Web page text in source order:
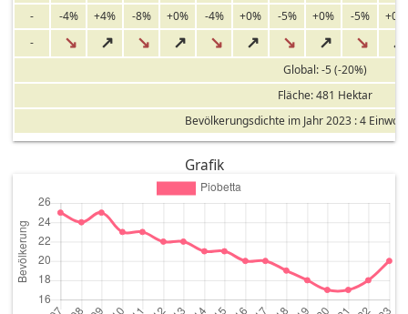
-
-4% +4% -8% +0% -4% +0% -5% +0% -5%
+0%
-
↘ ↗ ↘ ↗ ↘ ↗ ↘ ↗ ↘ ↗
Global: -5 (-20%)
Fläche: 481 Hektar
Bevölkerungsdichte im Jahr 2023 : 4
Grafik